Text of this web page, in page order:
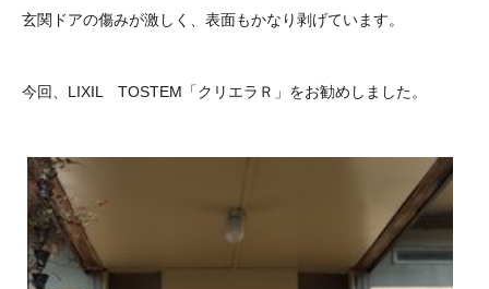
玄関ドアの傷みが激しく、表面もかなり剥げています。
今回、LIXIL TOSTEM「クリエラＲ」をお勧めしました。